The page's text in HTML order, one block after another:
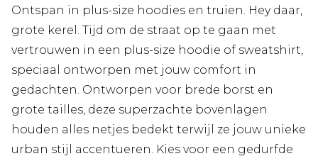
Ontspan in plus-size hoodies en truien. Hey daar,
grote kerel. Tijd om de straat op te gaan met
vertrouwen in een plus-size hoodie of sweatshirt,
speciaal ontworpen met jouw comfort in
gedachten. Ontworpen voor brede borst en
grote tailles, deze superzachte bovenlagen
houden alles netjes bedekt terwijl ze jouw unieke
urban stijl accentueren. Kies voor een gedurfde